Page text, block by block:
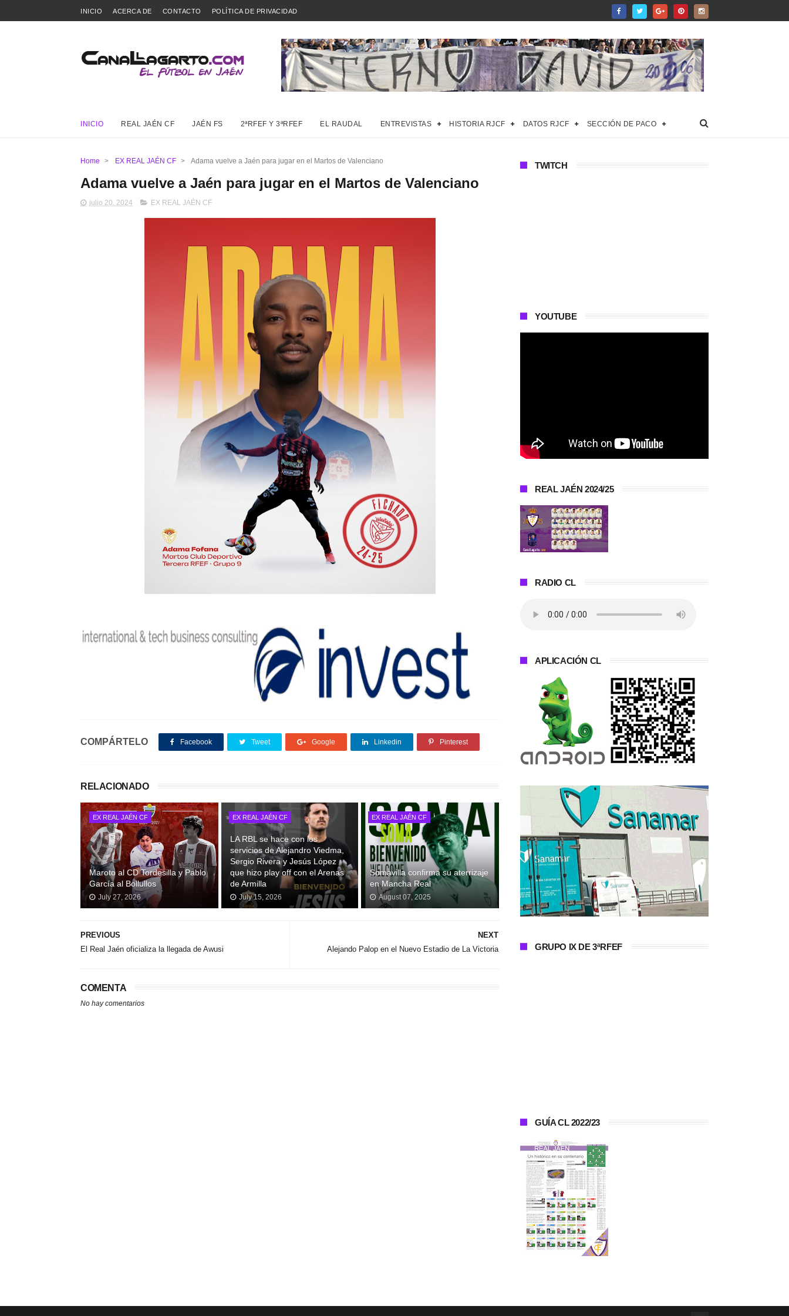
INICIO ACERCA DE CONTACTO POLÍTICA DE PRIVACIDAD
INICIO REAL JAÉN CF JAÉN FS 2ªRFEF Y 3ªRFEF EL RAUDAL ENTREVISTAS HISTORIA RJCF DATOS RJCF SECCIÓN DE PACO
Home > EX REAL JAÉN CF > Adama vuelve a Jaén para jugar en el Martos de Valenciano
Adama vuelve a Jaén para jugar en el Martos de Valenciano
julio 20, 2024 EX REAL JAÉN CF
COMPÁRTELO Facebook Tweet Google Linkedin Pinterest
RELACIONADO
EX REAL JAÉN CF
Maroto al CD Tordesilla y Pablo
García al Bollullos
July 27, 2026
EX REAL JAÉN CF
LA RBL se hace con los
servicios de Alejandro Viedma,
Sergio Rivera y Jesús López
que hizo play off con el Arenas
de Armilla
July 15, 2026
EX REAL JAÉN CF
Somavilla confirma su aterrizaje
en Mancha Real
August 07, 2025
NEXT
Alejando Palop en el Nuevo Estadio de La Victoria
PREVIOUS
El Real Jaén oficializa la llegada de Awusi
COMENTA
No hay comentarios
TWITCH
YOUTUBE
REAL JAÉN 2024/25
RADIO CL
APLICACIÓN CL
GRUPO IX DE 3ªRFEF
GUÍA CL 2022/23